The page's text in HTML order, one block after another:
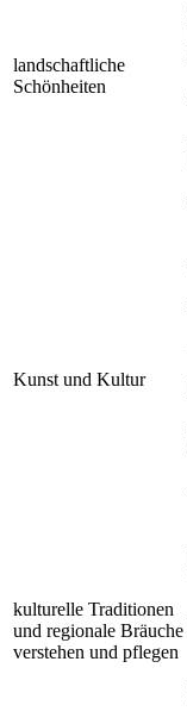
landschaftliche
Schönheiten
Kunst und Kultur
kulturelle Traditionen
und regionale Bräuche
verstehen und pflegen